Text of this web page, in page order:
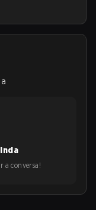
a conversa!